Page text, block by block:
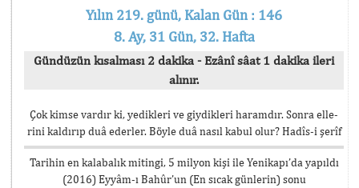
Yılın 219. günü, Kalan Gün : 146
8. Ay, 31 Gün, 32. Hafta
Gündüzün kısalması 2 dakika - Ezânî sâat 1 dakika ileri
alınır.
Çok kimse vardır ki, yedikleri ve giydikleri haramdır. Sonra elle-
rini kaldırıp duâ ederler. Böyle duâ nasıl kabul olur? Hadîs-i şerîf
Tarihin en kalabalık mitingi, 5 milyon kişi ile Yenikapı’da yapıldı
(2016) Eyyâm-ı Bahûr’un (En sıcak günlerin) sonu